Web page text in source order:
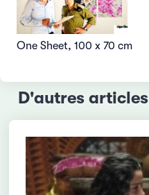
One Sheet, 100 x 70 cm
D'autres articles